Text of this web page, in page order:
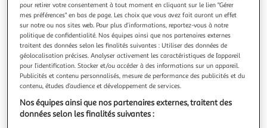
CHARLES ANTONA
Confiture bio aux fruits rouges 65% fruits
Le spécialiste incontournable des spécialités corses
En savoir +
350g
Vous voulez connaître le prix de ce produit ?
Afficher le prix
pour retirer votre consentement à tout moment en cliquant sur le lien "Gérer
mes préférences" en bas de page. Les choix que vous avez fait auront un effet
sur notre ou nos sites web. Pour plus d’informations, reportez-vous à notre
politique de confidentialité. Nos équipes ainsi que nos partenaires externes
traitent des données selon les finalités suivantes : Utiliser des données de
géolocalisation précises. Analyser activement les caractéristiques de l’appareil
pour l’identification. Stocker et/ou accéder à des informations sur un appareil.
Publicités et contenu personnalisés, mesure de performance des publicités et du
contenu, études d’audience et développement de services.
Nos équipes ainsi que nos partenaires externes, traitent des
données selon les finalités suivantes :